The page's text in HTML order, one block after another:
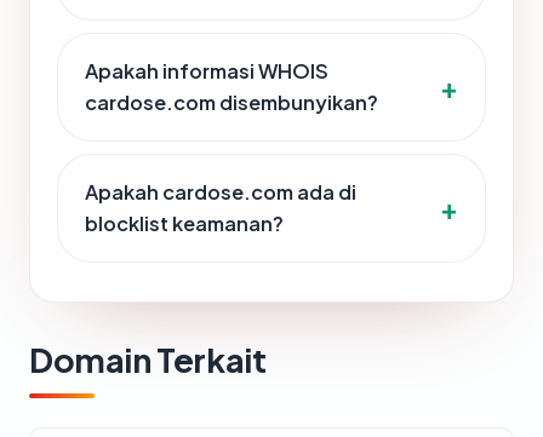
Apakah informasi WHOIS
cardose.com disembunyikan?
Apakah cardose.com ada di
blocklist keamanan?
Domain Terkait